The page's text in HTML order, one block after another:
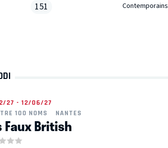
151 Contemporains
27 - 12/06/27
100 NOMS
NANTES
Faux British